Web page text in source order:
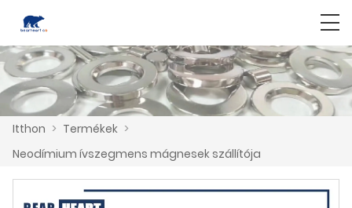
Itthon > Termékek >
Neodímium ívszegmens mágnesek szállítója